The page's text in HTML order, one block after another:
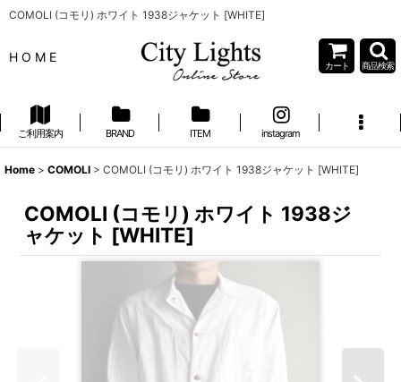
COMOLI (コモリ) ホワイト 1938ジャケット [WHITE]
H O M E
カート 商品検索
ご利用案内 BRAND ITEM instagram
Home > COMOLI > COMOLI (コモリ) ホワイト 1938ジャケット [WHITE]
COMOLI (コモリ) ホワイト 1938ジ
ャケット [WHITE]